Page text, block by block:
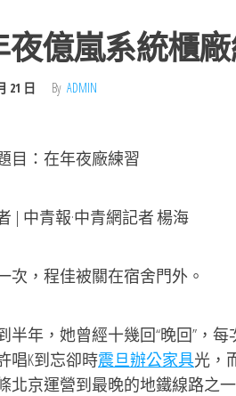
夜億嵐系統櫃
21 日 By ADMIN
：在年夜廠練習
中青報·中青網記者 楊海
，程佳被關在宿舍門外。
年，她曾經十幾回“晚回”，每
唱K到忘卻時震旦辦公家具光，
京運營到最晚的地鐵線路之